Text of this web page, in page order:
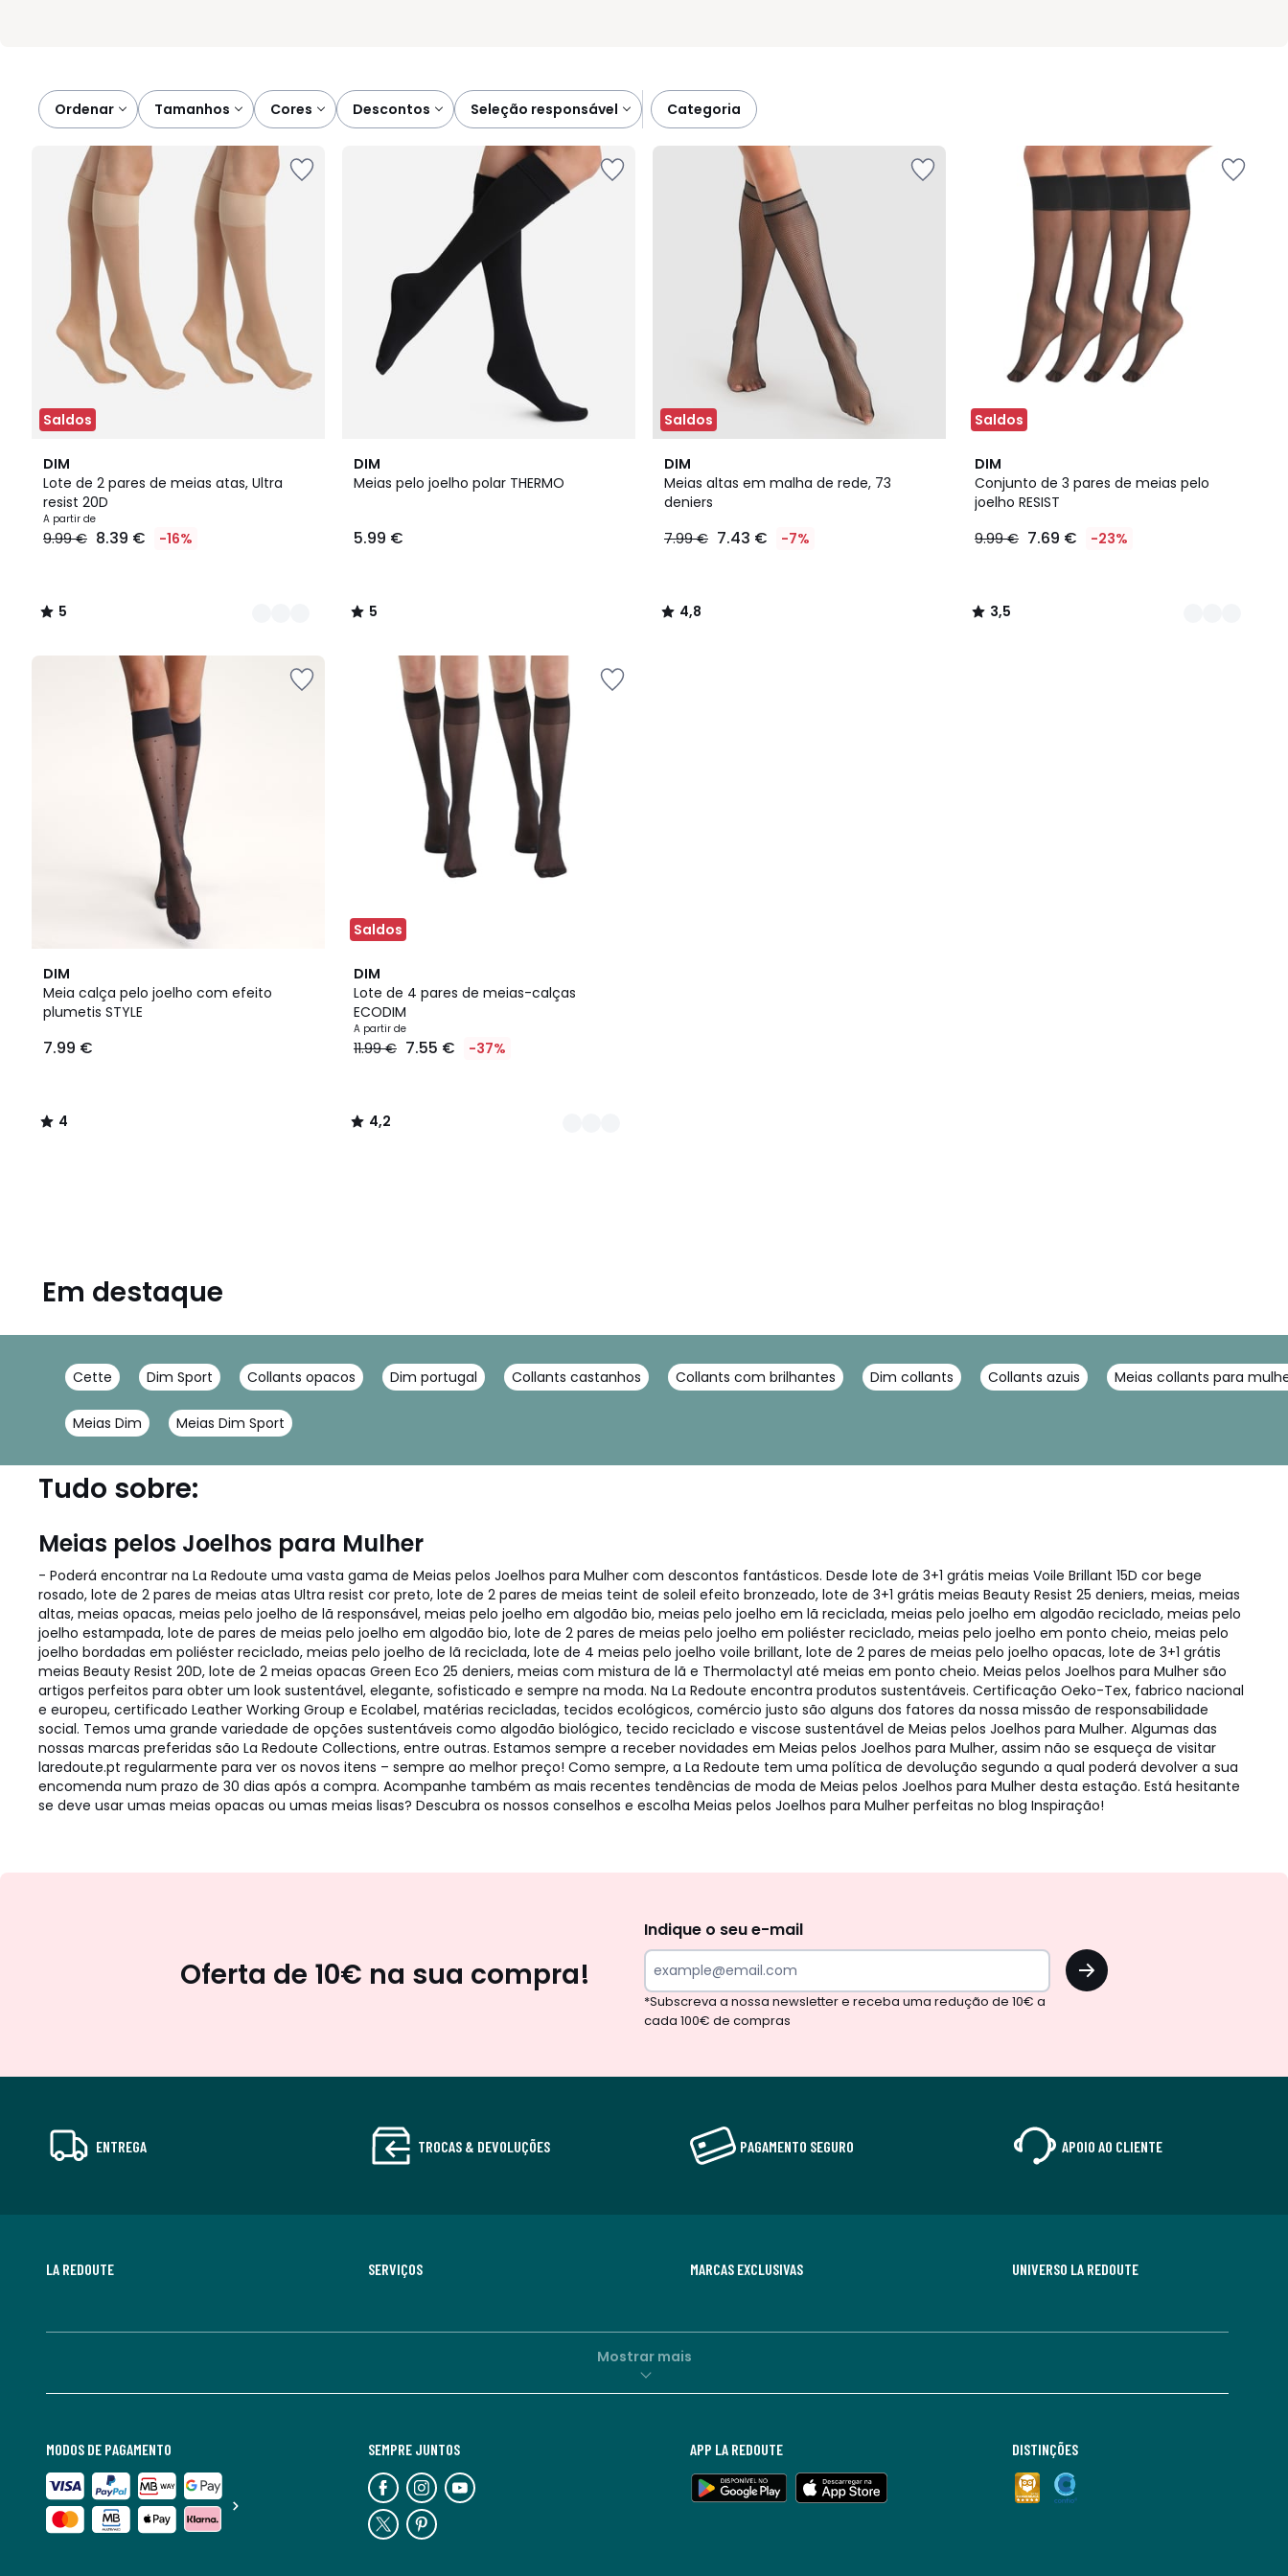
Ordenar tamanhos cores descontos seleção responsável categoria
Saldos
DIM
Lote de 2 pares de meias atas, Ultra
resist 20D
Preço
a
€
A partir de
9.99 € 8.39 € -16%
5
/
5
2
Cores
5
/
DIM
Meias pelo joelho polar THERMO
5.99 €
5
/
5
/
Saldos
DIM
Meias altas em malha de rede, 73
deniers
7.99 € 7.43 € -7%
4,8
/ 5
4,8
/
Saldos
DIM
Conjunto de 3 pares de meias pelo
joelho RESIST
9.99 € 7.69 € -23%
3,5
/ 5
3
Cores
3,5
/
DIM
Meia calça pelo joelho com efeito
plumetis STYLE
7.99 €
4
/
5
4
/
Saldos
DIM
Lote de 4 pares de meias-calças
ECODIM
A partir de
11.99 € 7.55 € -37%
4,2
/ 5
2
Cores
4,2
/
Em destaque
Cette Dim Sport Collants opacos Dim portugal Collants castanhos Collants com brilhantes Dim collants Collants azuis Meias collants para
Meias Dim Meias Dim Sport
Tudo sobre:
Meias pelos Joelhos para Mulher
- Poderá encontrar na La Redoute uma vasta gama de Meias pelos Joelhos para Mulher com descontos fantásticos. Desde lote de 3+1 grátis meias Voile Brillant 15D cor bege
rosado, lote de 2 pares de meias atas Ultra resist cor preto, lote de 2 pares de meias teint de soleil efeito bronzeado, lote de 3+1 grátis meias Beauty Resist 25 deniers, meias, meias
altas, meias opacas, meias pelo joelho de lã responsável, meias pelo joelho em algodão bio, meias pelo joelho em lã reciclada, meias pelo joelho em algodão reciclado, meias pelo
joelho estampada, lote de pares de meias pelo joelho em algodão bio, lote de 2 pares de meias pelo joelho em poliéster reciclado, meias pelo joelho em ponto cheio, meias pelo
joelho bordadas em poliéster reciclado, meias pelo joelho de lã reciclada, lote de 4 meias pelo joelho voile brillant, lote de 2 pares de meias pelo joelho opacas, lote de 3+1 grátis
meias Beauty Resist 20D, lote de 2 meias opacas Green Eco 25 deniers, meias com mistura de lã e Thermolactyl até meias em ponto cheio. Meias pelos Joelhos para Mulher são
artigos perfeitos para obter um look sustentável, elegante, sofisticado e sempre na moda. Na La Redoute encontra produtos sustentáveis. Certificação Oeko-Tex, fabrico nacional
e europeu, certificado Leather Working Group e Ecolabel, matérias recicladas, tecidos ecológicos, comércio justo são alguns dos fatores da nossa missão de responsabilidade
social. Temos uma grande variedade de opções sustentáveis como algodão biológico, tecido reciclado e viscose sustentável de Meias pelos Joelhos para Mulher. Algumas das
nossas marcas preferidas são La Redoute Collections, entre outras. Estamos sempre a receber novidades em Meias pelos Joelhos para Mulher, assim não se esqueça de visitar
laredoute.pt regularmente para ver os novos itens – sempre ao melhor preço! Como sempre, a La Redoute tem uma política de devolução segundo a qual poderá devolver a sua
encomenda num prazo de 30 dias após a compra. Acompanhe também as mais recentes tendências de moda de Meias pelos Joelhos para Mulher desta estação. Está hesitante
se deve usar umas meias opacas ou umas meias lisas? Descubra os nossos conselhos e escolha Meias pelos Joelhos para Mulher perfeitas no blog Inspiração!
Oferta de 10€ na sua compra!
Indique o seu e-mail
OK
*Subscreva a nossa newsletter e receba uma redução de 10€ a
cada 100€ de compras
ENTREGA TROCAS & DEVOLUÇÕES PAGAMENTO SEGURO APOIO AO CLIENTE
LA REDOUTE SERVIÇOS MARCAS EXCLUSIVAS UNIVERSO LA REDOUTE
Mostrar mais
MODOS DE PAGAMENTO SEMPRE JUNTOS APP LA REDOUTE DISTINÇÕES